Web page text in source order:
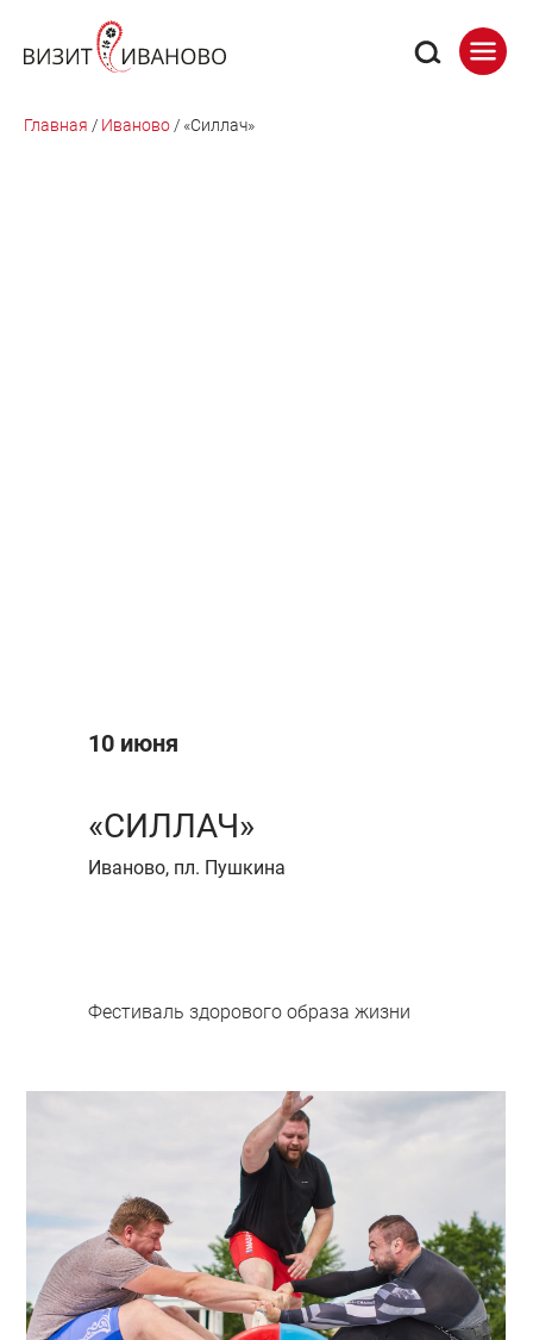
«СИЛЛАЧ»
Фестиваль здорового образа жизни
10 июня
Иваново, пл. Пушкина
Главная / Иваново / «Силлач»